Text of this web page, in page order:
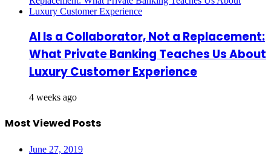
AI Is a Collaborator, Not a Replacement:
What Private Banking Teaches Us About
Luxury Customer Experience
4 weeks ago
Most Viewed Posts
June 27, 2019